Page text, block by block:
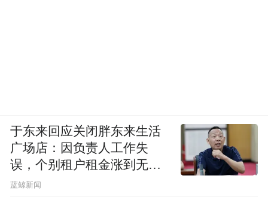
于东来回应关闭胖东来生活
广场店：因负责人工作失
误，个别租户租金涨到无法
想象
蓝鲸新闻